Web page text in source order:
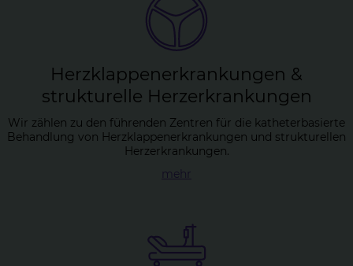
Herz­klap­pen­er­kran­kun­gen &
struk­tu­rel­le Herz­er­kran­kun­gen
Wir zählen zu den führenden Zentren für die katheterbasierte
Behandlung von Herzklappenerkrankungen und strukturellen
Herzerkrankungen.
mehr